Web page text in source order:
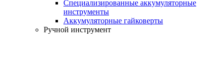
Специализированные аккумуляторные
инструменты
Аккумуляторные гайковерты
Ручной инструмент